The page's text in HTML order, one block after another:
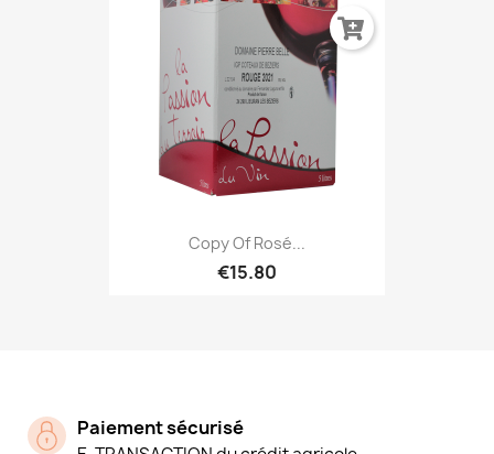
Copy Of Rosé...
€15.80
Paiement sécurisé